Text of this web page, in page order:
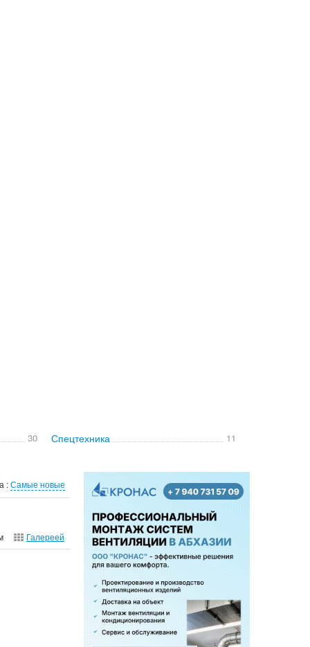
30 Спецтехника 11
:Самые новые
Галереей